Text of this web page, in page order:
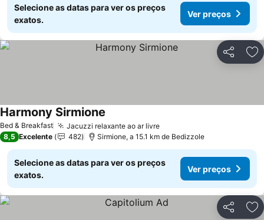
Selecione as datas para ver os preços
exatos.
Ver preços
Partilhar
Bed & Breakfast Jacuzzi relaxante ao ar livreVer preços
Harmony Sirmione
8,5 Excelente 482 Sirmione, a 15.1 km de Bedizzole
Selecione as datas para ver os preços
exatos.
Ver preços
Partilhar